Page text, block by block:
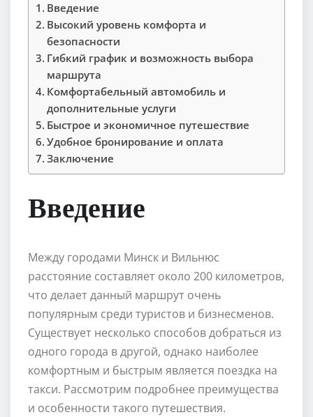
Введение
Высокий уровень комфорта и
безопасности
Гибкий график и возможность выбора
маршрута
Комфортабельный автомобиль и
дополнительные услуги
Быстрое и экономичное путешествие
Удобное бронирование и оплата
Заключение
Введение
Между городами Минск и Вильнюс
расстояние составляет около 200 километров,
что делает данный маршрут очень
популярным среди туристов и бизнесменов.
Существует несколько способов добраться из
одного города в другой, однако наиболее
комфортным и быстрым является поездка на
такси. Рассмотрим подробнее преимущества
и особенности такого путешествия.